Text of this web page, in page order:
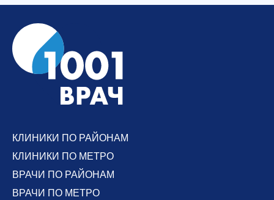
КЛИНИКИ ПО РАЙОНАМ
КЛИНИКИ ПО МЕТРО
ВРАЧИ ПО РАЙОНАМ
ВРАЧИ ПО МЕТРО